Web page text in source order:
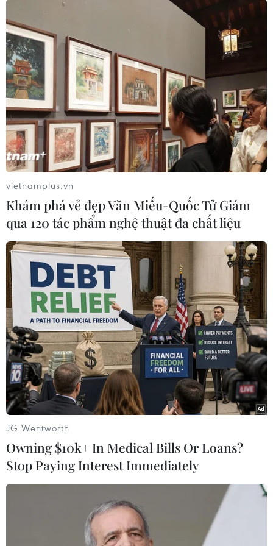
"tiếp tục làm suy giảm năng lực
của Iran trong việc đe dọa quyền
tự do hàng hải tại eo biển
Hormuz."
(TTXVN/Vietnam+)
#giá dầu #eo biển Hormuz
Theo dõi VietnamPlus
Giá dầu tăng trước những lo ngại về kế hoạch
mở lại Eo biển Hormuz
vietnamplus.vn
Khám phá vẻ đẹp Văn Miếu-Quốc Tử Giám
qua 120 tác phẩm nghệ thuật đa chất liệu
JG Wentworth
Owning $10k+ In Medical Bills Or Loans?
Stop Paying Interest Immediately